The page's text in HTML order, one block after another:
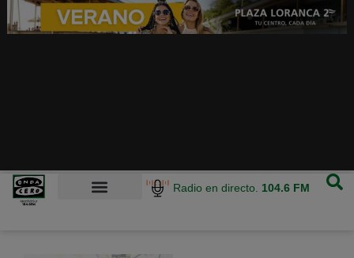
Radio en directo. 104.6 FM